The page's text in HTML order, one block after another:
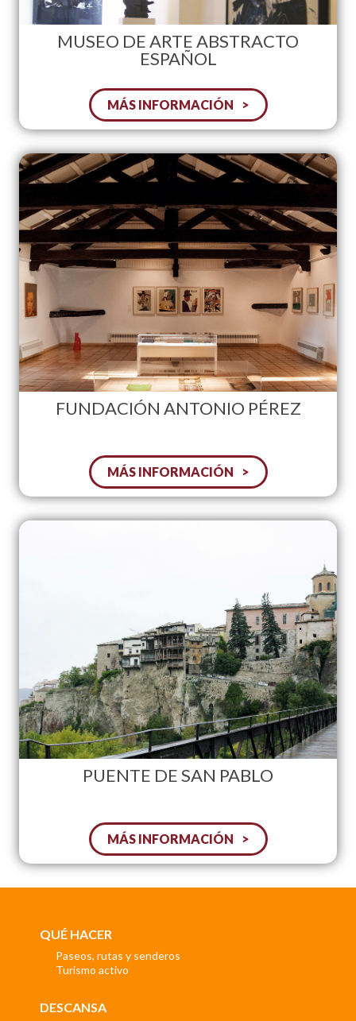
MUSEO DE ARTE ABSTRACTO
ESPAÑOL
MÁS INFORMACIÓN
FUNDACIÓN ANTONIO PÉREZ
MÁS INFORMACIÓN
PUENTE DE SAN PABLO
MÁS INFORMACIÓN
QUÉ HACER
Paseos, rutas y senderos
Turismo activo
DESCANSA